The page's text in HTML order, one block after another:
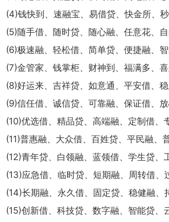
(4)钱快到、速融宝、易借贷、快金所、
(5)随手借、随时贷、随心融、任意花、
(6)极速融、轻松借、简单贷、便捷融、
(7)金管家、钱掌柜、财神到、福满多、
(8)好运来、吉祥贷、如意通、平安借、
(9)信任借、诚信贷、可靠融、保证借、
(10)优选借、精品贷、高端融、定制借、
(11)普惠融、大众借、百姓贷、平民融、
(12)青年贷、白领融、蓝领借、学生贷、
(13)应急借、临时贷、短期融、周转借、
(14)长期融、永久借、固定贷、稳健融、
(15)创新借、科技贷、数字融、智能贷、